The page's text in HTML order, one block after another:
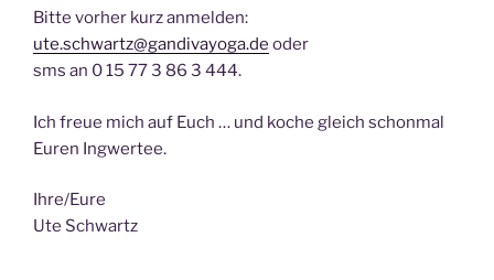
Bitte vorher kurz anmelden:
ute.schwartz@gandivayoga.de oder
sms an 0 15 77 3 86 3 444.
Ich freue mich auf Euch … und koche gleich schonmal
Euren Ingwertee.
Ihre/Eure
Ute Schwartz